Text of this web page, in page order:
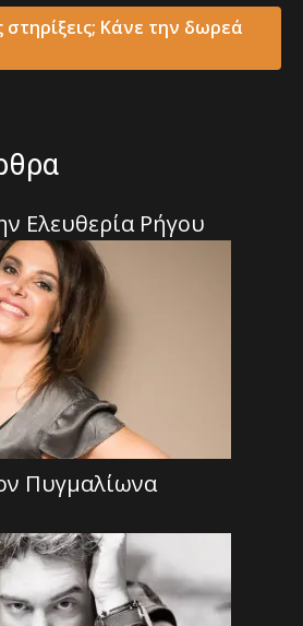
Κάνε την δωρεά
Ελευθερία Ρήγου
Πυγμαλίωνα